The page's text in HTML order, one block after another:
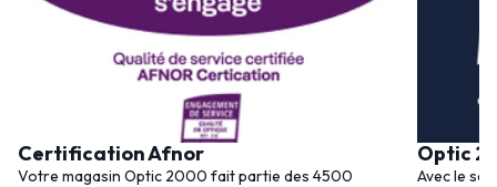
Certification Afnor
Votre magasin Optic 2000 fait partie des 4500
Optic
Avec le